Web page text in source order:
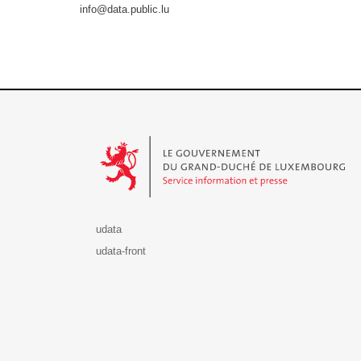
info@data.public.lu
udata
udata-front